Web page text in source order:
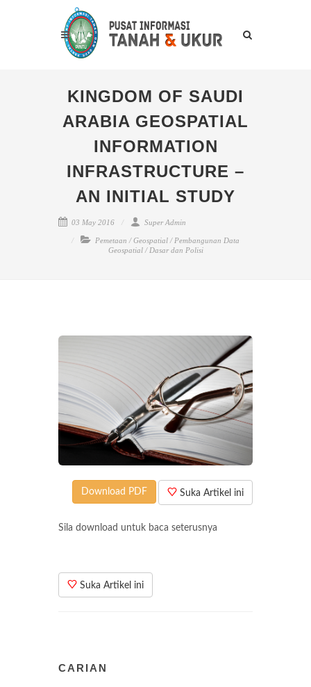
KINGDOM OF SAUDI
ARABIA GEOSPATIAL
INFORMATION
INFRASTRUCTURE –
AN INITIAL STUDY
03 May 2016 Super Admin
Pemetaan /Geospatial / Pembangunan Data
Geospatial/ Dasar dan Polisi
Suka Artikel ini
Download PDF
Sila download untuk baca seterusnya
Suka Artikel ini
CARIAN